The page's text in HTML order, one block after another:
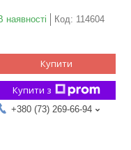
наявності Код: 114604
Купити
Купити з
+380 (73) 269-66-94